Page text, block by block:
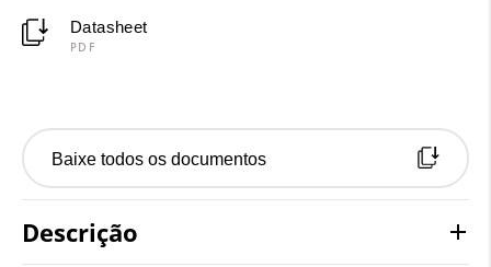
Datasheet
PDF
Baixe todos os documentos
Descrição